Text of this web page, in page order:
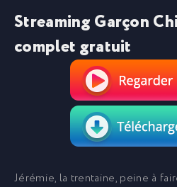
Streaming Garçon
complet gratuit
Jérémie, la trentaine, peine à